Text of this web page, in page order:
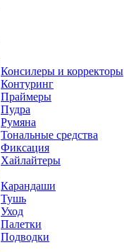
Консилеры и корректоры
Контуринг
Праймеры
Пудра
Румяна
Тональные средства
Фиксация
Хайлайтеры
Карандаши
Тушь
Уход
Палетки
Подводки